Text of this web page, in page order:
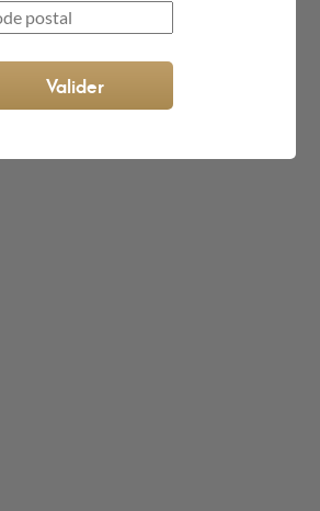
clients sur la qualité de nos produits et de
Valider